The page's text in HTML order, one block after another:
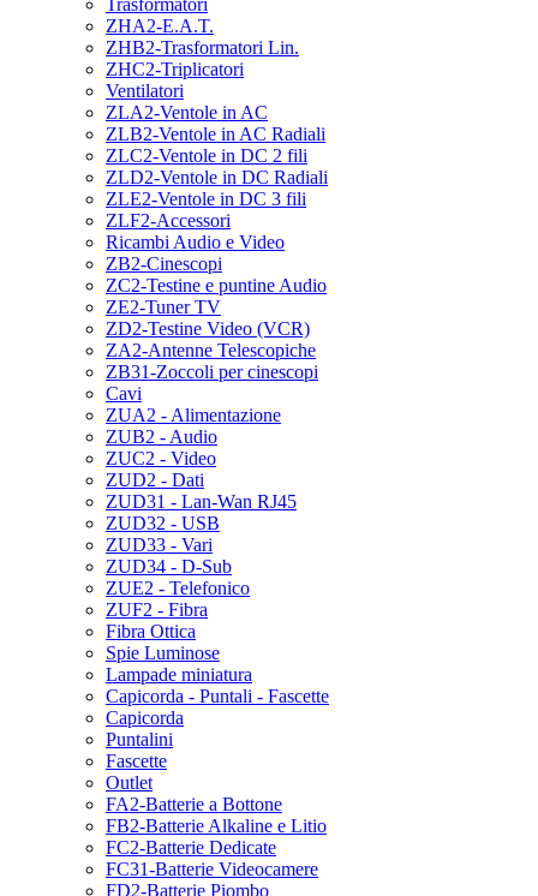
Trasformatori
ZHA2-E.A.T.
ZHB2-Trasformatori Lin.
ZHC2-Triplicatori
Ventilatori
ZLA2-Ventole in AC
ZLB2-Ventole in AC Radiali
ZLC2-Ventole in DC 2 fili
ZLD2-Ventole in DC Radiali
ZLE2-Ventole in DC 3 fili
ZLF2-Accessori
Ricambi Audio e Video
ZB2-Cinescopi
ZC2-Testine e puntine Audio
ZE2-Tuner TV
ZD2-Testine Video (VCR)
ZA2-Antenne Telescopiche
ZB31-Zoccoli per cinescopi
Cavi
ZUA2 - Alimentazione
ZUB2 - Audio
ZUC2 - Video
ZUD2 - Dati
ZUD31 - Lan-Wan RJ45
ZUD32 - USB
ZUD33 - Vari
ZUD34 - D-Sub
ZUE2 - Telefonico
ZUF2 - Fibra
Fibra Ottica
Spie Luminose
Lampade miniatura
Capicorda - Puntali - Fascette
Capicorda
Puntalini
Fascette
Outlet
FA2-Batterie a Bottone
FB2-Batterie Alkaline e Litio
FC2-Batterie Dedicate
FC31-Batterie Videocamere
FD2-Batterie Piombo